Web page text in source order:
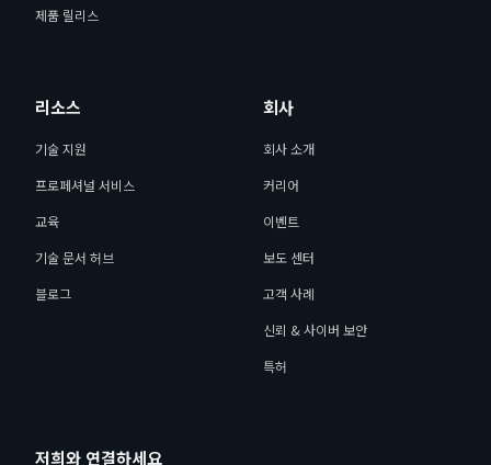
제품 릴리스
리소스
기술 지원
프로페셔널 서비스
교육
기술 문서 허브
블로그
회사
회사 소개
커리어
이벤트
보도 센터
고객 사례
신뢰 & 사이버 보안
특허
저희와 연결하세요